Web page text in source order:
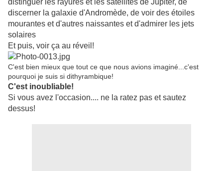
distinguer les rayures et les satellites de Jupiter, de
discerner la galaxie d'Andromède, de voir des étoiles
mourantes et d'autres naissantes et d'admirer les jets
solaires
Et puis, voir ça au réveil!
C'est bien mieux que tout ce que nous avions imaginé...c'est
pourquoi je suis si dithyrambique!
C'est inoubliable!
Si vous avez l'occasion.... ne la ratez pas et sautez
dessus!